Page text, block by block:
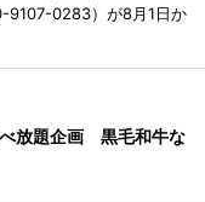
9107-0283）が8月1日か
放題企画 黒毛和牛な